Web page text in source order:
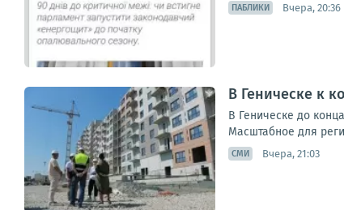
ПАБЛИКИ Вчера, 20:36
В Геническе к
В Геническе до
Масштабное для
СМИ Вчера, 21:03